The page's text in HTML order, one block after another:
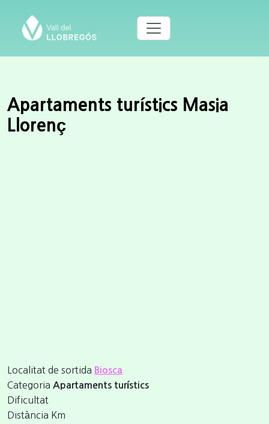
Apartaments turístics Masia
Llorenç
Localitat de sortida Biosca
Categoria Apartaments turístics
Dificultat
Distància Km